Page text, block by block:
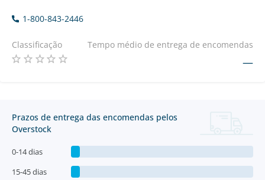
1-800-843-2446
Classificação Tempo médio de entrega de encomendas
—
Prazos de entrega das encomendas pelos
Overstock
0-14 dias
15-45 dias